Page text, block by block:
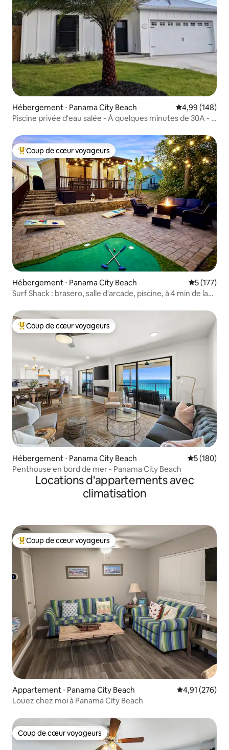
Hébergement ⋅ Panama City Beach Évaluation
4,99 (148)
Piscine privée d'eau salée - À quelques minutes de 30A - À
Coups de cœur voyageurs les plus appréciés
Coup de cœur voyageurs
Hébergement ⋅ Panama City Beach Évaluation
5 (177)
Surf Shack : brasero, salle d'arcade, piscine, à 4 min de la
Coups de cœur voyageurs les plus appréciés
Coup de cœur voyageurs
Hébergement ⋅ Panama City Beach Évaluation
5 (180)
Penthouse en bord de mer - Panama City Beach
Locations d'appartements avec
climatisation
Coups de cœur voyageurs les plus appréciés
Coup de cœur voyageurs
Appartement ⋅ Panama City Beach Évaluation
4,91 (276)
Louez chez moi à Panama City Beach
Coup de cœur voyageurs
Coup de cœur voyageurs